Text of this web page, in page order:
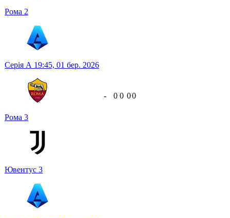
Рома 2
Серія А 19:45, 01 бер. 2026
Рома 3
Ювентус 3
- 0 0 00